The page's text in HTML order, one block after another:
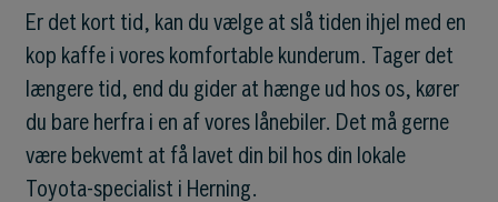
Er det kort tid, kan du vælge at slå tiden ihjel med en
kop kaffe i vores komfortable kunderum. Tager det
længere tid, end du gider at hænge ud hos os, kører
du bare herfra i en af vores lånebiler. Det må gerne
være bekvemt at få lavet din bil hos din lokale
Toyota-specialist i Herning.